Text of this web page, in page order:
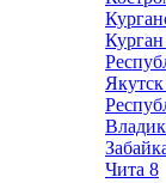
Курган
Якутск
Чита 8